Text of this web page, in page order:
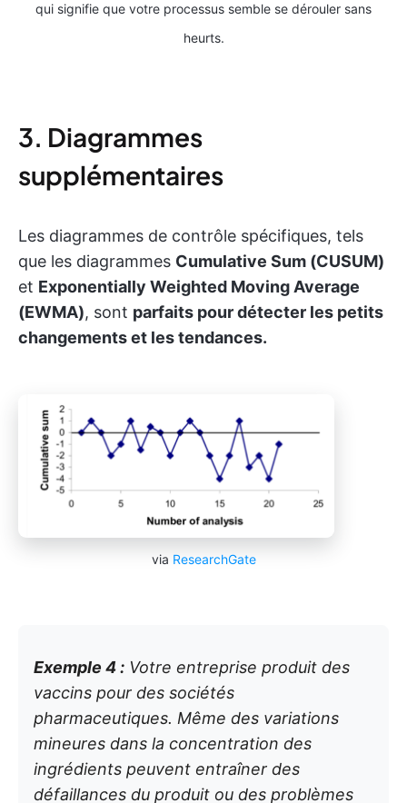
qui signifie que votre processus semble se dérouler sans
heurts.
3. Diagrammes
supplémentaires
Les diagrammes de contrôle spécifiques, tels
que les diagrammes Cumulative Sum (CUSUM)
et Exponentially Weighted Moving Average
(EWMA), sont parfaits pour détecter les petits
changements et les tendances.
via ResearchGate
Exemple 4 : Votre entreprise produit des
vaccins pour des sociétés
pharmaceutiques. Même des variations
mineures dans la concentration des
ingrédients peuvent entraîner des
défaillances du produit ou des problèmes